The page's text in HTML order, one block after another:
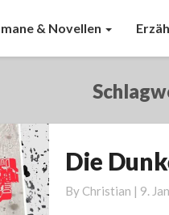
& Novellen
Die
Die
By Christian | 9.